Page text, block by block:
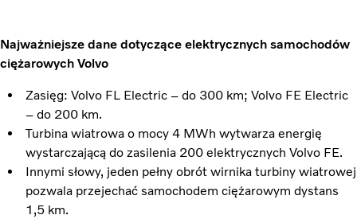
Najważniejsze dane dotyczące elektrycznych samochodów
ciężarowych Volvo
Zasięg: Volvo FL Electric – do 300 km; Volvo FE Electric
– do 200 km.
Turbina wiatrowa o mocy 4 MWh wytwarza energię
wystarczającą do zasilenia 200 elektrycznych Volvo FE.
Innymi słowy, jeden pełny obrót wirnika turbiny wiatrowej
pozwala przejechać samochodem ciężarowym dystans
1,5 km.